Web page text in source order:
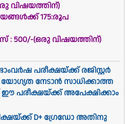
വിഷയത്തിന്)
175:രൂപ
: 500/-(ഒരു വിഷയത്തിന്)
പരീക്ഷയ്ക്ക് രജിസ്റ്റർ
നേടാൻ സാധിക്കാത്ത
ഈ പരീക്ഷയ്ക്ക് അപേക്ഷിക്കാം
D+ ഗ്രേഡോ അതിനു